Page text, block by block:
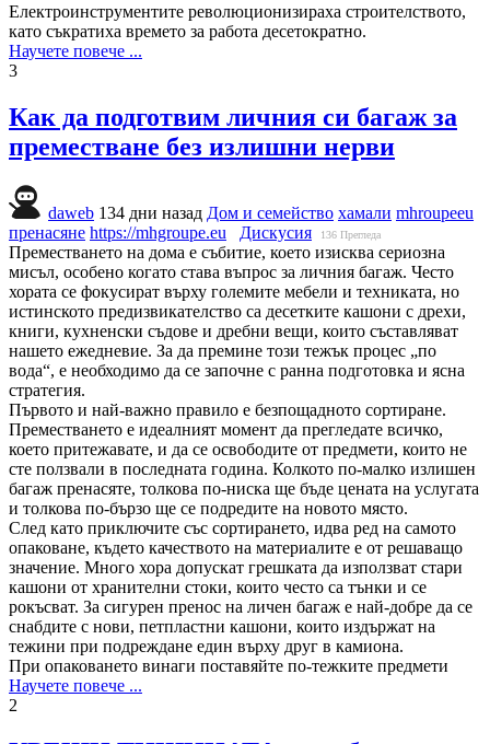
Електроинструментите революционизираха строителството,
като съкратиха времето за работа десетократно.
Научете повече ...
3
Как да подготвим личния си багаж за
преместване без излишни нерви
daweb 134 дни назад Дом и семейство хамали mhroupeeu
пренасяне https://mhgroupe.eu Дискусия 136 Прегледа
Преместването на дома е събитие, което изисква сериозна
мисъл, особено когато става въпрос за личния багаж. Често
хората се фокусират върху големите мебели и техниката, но
истинското предизвикателство са десетките кашони с дрехи,
книги, кухненски съдове и дребни вещи, които съставляват
нашето ежедневие. За да премине този тежък процес „по
вода“, е необходимо да се започне с ранна подготовка и ясна
стратегия.
Първото и най-важно правило е безпощадното сортиране.
Преместването е идеалният момент да прегледате всичко,
което притежавате, и да се освободите от предмети, които не
сте ползвали в последната година. Колкото по-малко излишен
багаж пренасяте, толкова по-ниска ще бъде цената на услугата
и толкова по-бързо ще се подредите на новото място.
След като приключите със сортирането, идва ред на самото
опаковане, където качеството на материалите е от решаващо
значение. Много хора допускат грешката да използват стари
кашони от хранителни стоки, които често са тънки и се
рокъсват. За сигурен пренос на личен багаж е най-добре да се
снабдите с нови, петпластни кашони, които издържат на
тежини при подреждане един върху друг в камиона.
При опаковането винаги поставяйте по-тежките предмети
Научете повече ...
2